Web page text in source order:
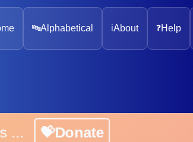
🔤Alphabetical ℹ️About ❓Help
... 💝Donate